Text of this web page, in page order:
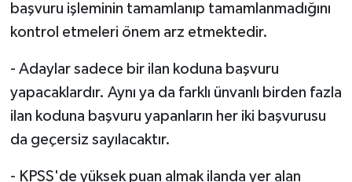
başvuru işleminin tamamlanıp tamamlanmadığını
kontrol etmeleri önem arz etmektedir.
- Adaylar sadece bir ilan koduna başvuru
yapacaklardır. Aynı ya da farklı ünvanlı birden fazla
ilan koduna başvuru yapanların her iki başvurusu
da geçersiz sayılacaktır.
- KPSS'de yüksek puan almak ilanda yer alan